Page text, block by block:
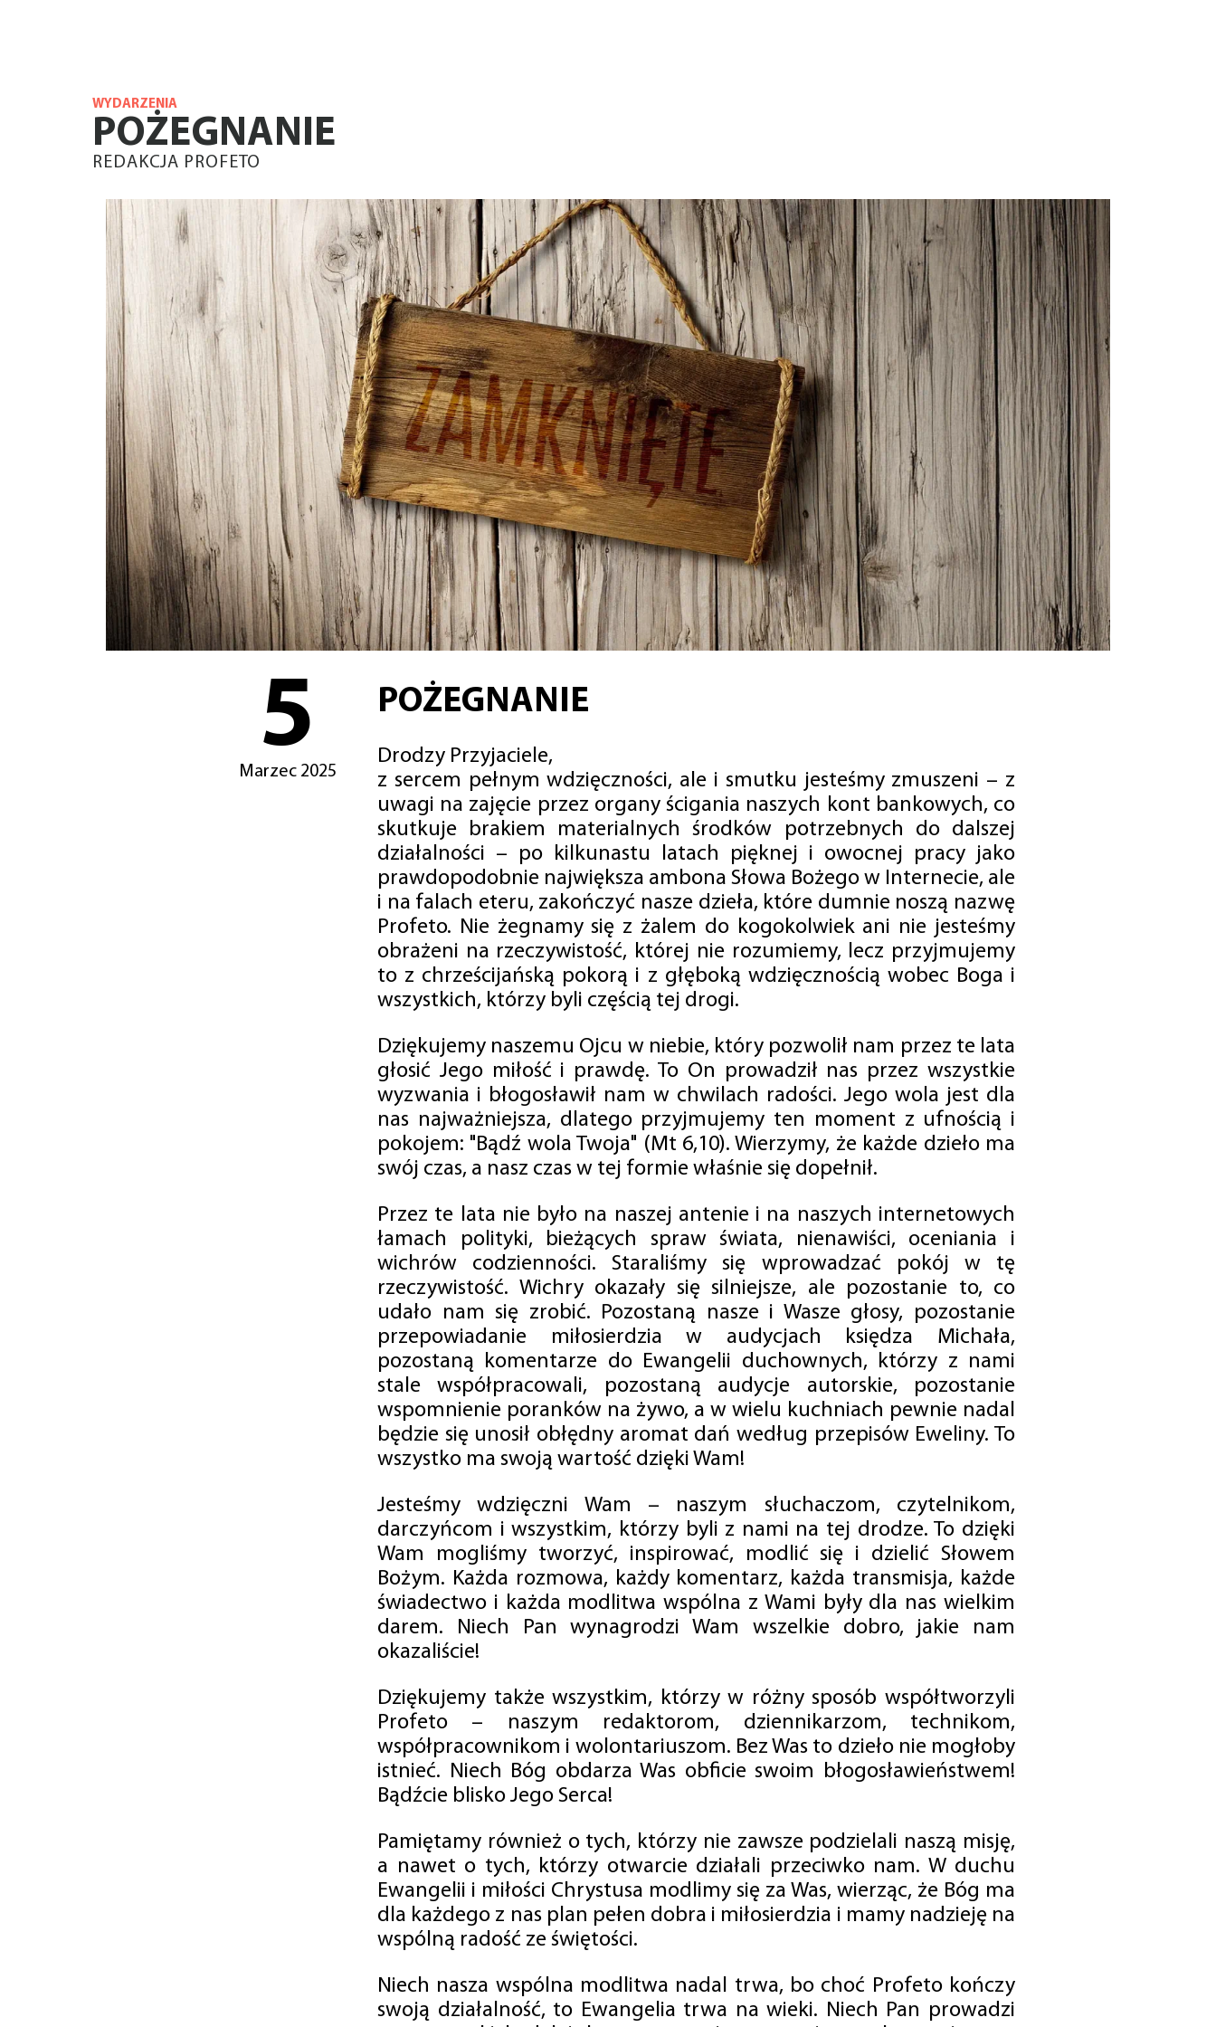
WYDARZENIA
POŻEGNANIE
REDAKCJA PROFETO
5
Marzec 2025
POŻEGNANIE
Drodzy Przyjaciele,
z sercem pełnym wdzięczności, ale i smutku jesteśmy zmuszeni – z
uwagi na zajęcie przez organy ścigania naszych kont bankowych, co
skutkuje brakiem materialnych środków potrzebnych do dalszej
działalności – po kilkunastu latach pięknej i owocnej pracy jako
prawdopodobnie największa ambona Słowa Bożego w Internecie, ale
i na falach eteru, zakończyć nasze dzieła, które dumnie noszą nazwę
Profeto. Nie żegnamy się z żalem do kogokolwiek ani nie jesteśmy
obrażeni na rzeczywistość, której nie rozumiemy, lecz przyjmujemy
to z chrześcijańską pokorą i z głęboką wdzięcznością wobec Boga i
wszystkich, którzy byli częścią tej drogi.
Dziękujemy naszemu Ojcu w niebie, który pozwolił nam przez te lata
głosić Jego miłość i prawdę. To On prowadził nas przez wszystkie
wyzwania i błogosławił nam w chwilach radości. Jego wola jest dla
nas najważniejsza, dlatego przyjmujemy ten moment z ufnością i
pokojem: "Bądź wola Twoja" (Mt 6,10). Wierzymy, że każde dzieło ma
swój czas, a nasz czas w tej formie właśnie się dopełnił.
Przez te lata nie było na naszej antenie i na naszych internetowych
łamach polityki, bieżących spraw świata, nienawiści, oceniania i
wichrów codzienności. Staraliśmy się wprowadzać pokój w tę
rzeczywistość. Wichry okazały się silniejsze, ale pozostanie to, co
udało nam się zrobić. Pozostaną nasze i Wasze głosy, pozostanie
przepowiadanie miłosierdzia w audycjach księdza Michała,
pozostaną komentarze do Ewangelii duchownych, którzy z nami
stale współpracowali, pozostaną audycje autorskie, pozostanie
wspomnienie poranków na żywo, a w wielu kuchniach pewnie nadal
będzie się unosił obłędny aromat dań według przepisów Eweliny. To
wszystko ma swoją wartość dzięki Wam!
Jesteśmy wdzięczni Wam – naszym słuchaczom, czytelnikom,
darczyńcom i wszystkim, którzy byli z nami na tej drodze. To dzięki
Wam mogliśmy tworzyć, inspirować, modlić się i dzielić Słowem
Bożym. Każda rozmowa, każdy komentarz, każda transmisja, każde
świadectwo i każda modlitwa wspólna z Wami były dla nas wielkim
darem. Niech Pan wynagrodzi Wam wszelkie dobro, jakie nam
okazaliście!
Dziękujemy także wszystkim, którzy w różny sposób współtworzyli
Profeto – naszym redaktorom, dziennikarzom, technikom,
współpracownikom i wolontariuszom. Bez Was to dzieło nie mogłoby
istnieć. Niech Bóg obdarza Was obficie swoim błogosławieństwem!
Bądźcie blisko Jego Serca!
Pamiętamy również o tych, którzy nie zawsze podzielali naszą misję,
a nawet o tych, którzy otwarcie działali przeciwko nam. W duchu
Ewangelii i miłości Chrystusa modlimy się za Was, wierząc, że Bóg ma
dla każdego z nas plan pełen dobra i miłosierdzia i mamy nadzieję na
wspólną radość ze świętości.
Niech nasza wspólna modlitwa nadal trwa, bo choć Profeto kończy
swoją działalność, to Ewangelia trwa na wieki. Niech Pan prowadzi